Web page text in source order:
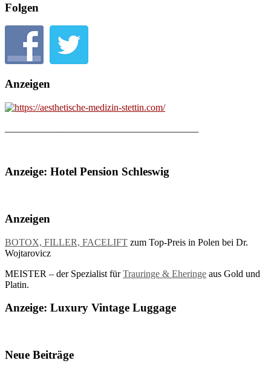
Folgen
Anzeigen
Anzeige: Hotel Pension Schleswig
Anzeigen
BOTOX, FILLER, FACELIFT zum Top-Preis in Polen bei Dr.
Wojtarovicz
MEISTER – der Spezialist fürTrauringe & Eheringe aus Gold und
Platin.
Anzeige: Luxury Vintage Luggage
Neue Beiträge